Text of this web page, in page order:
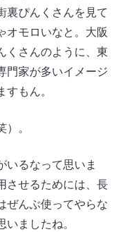
裏ぴんくさんを見て
オモロいなと。大阪
さんのように、東
門家が多いイメージ
もん。
。
るなって思いま
させるためには、長
ぜんぶ使ってやらな
ましたね。